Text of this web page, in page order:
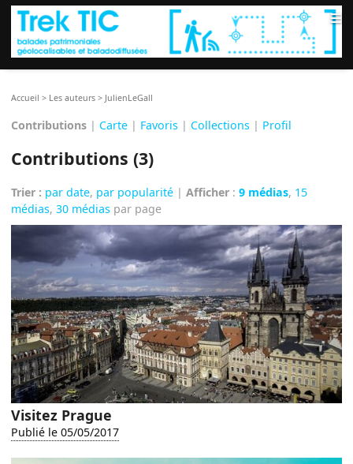
≡
Accueil > Les auteurs > JulienLeGall
Contributions | Carte | Favoris | Collections | Profil
Contributions (3)
Trier : par date, par popularité |Afficher :9 médias, 15
médias,30 médias par page
Visitez Prague
Publié le 05/05/2017